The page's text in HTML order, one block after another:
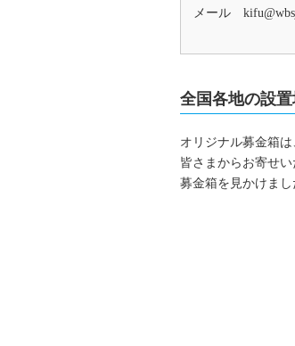
メール
全国各地の設
オリジナル募金箱は
皆さまからお寄せ
募金箱を見かけまし